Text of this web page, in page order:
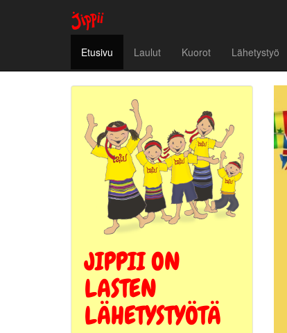
Etusivu Laulut Kuorot Lähetystyö
JIPPII ON
LASTEN
LÄHETYSTYÖTÄ